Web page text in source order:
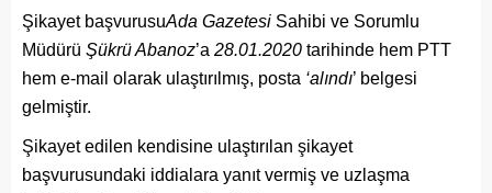
Şikayet başvurusuAda Gazetesi Sahibi ve Sorumlu
Müdürü Şükrü Abanoz’a 28.01.2020 tarihinde hem PTT
hem e-mail olarak ulaştırılmış, posta ‘alındı’ belgesi
gelmiştir.
Şikayet edilen kendisine ulaştırılan şikayet
başvurusundaki iddialara yanıt vermiş ve uzlaşma